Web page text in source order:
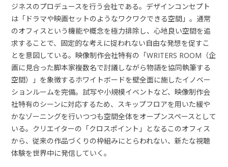
ジネスのプロデュースを行う会社である。デザインコンセプト
は「ドラマや映画セットのようなワクワクできる空間」。通常
のオフィスという機能や概念を極力排除し、心地良い空間を追
求することで、固定的な考えに捉われない自由な発想を促すこ
とを意図している。映像制作会社特有の「WRITERS ROOM（企
画に見合った脚本家複数名で討議しながら物語を協同執筆する
空間）」を象徴するホワイトボードを壁全面に施したイノベー
ションルームを完備。試写や小規模イベントなど、映像制作会
社特有のシーンに対応するため、スキップフロアを用いた緩や
かなゾーニングを行いつつも空間全体をオープンスペースとして
いる。クリエイターの「クロスポイント」となるこのオフィス
から、従来の作品づくりの枠組みにとらわれない、新たな視聴
体験を世界中に発信していく。